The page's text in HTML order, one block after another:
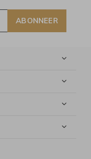
ABONNEER